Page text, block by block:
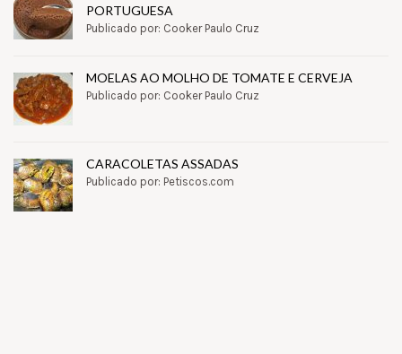
PORTUGUESA
Publicado por: Cooker Paulo Cruz
MOELAS AO MOLHO DE TOMATE E CERVEJA
Publicado por: Cooker Paulo Cruz
CARACOLETAS ASSADAS
Publicado por: Petiscos.com